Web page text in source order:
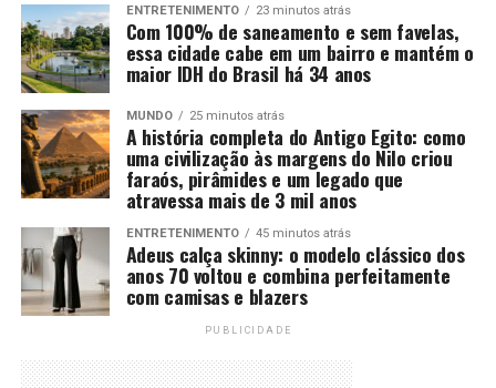
ENTRETENIMENTO 23 minutos atrás
Com 100% de saneamento e sem favelas,
essa cidade cabe em um bairro e mantém o
maior IDH do Brasil há 34 anos
MUNDO 25 minutos atrás
A história completa do Antigo Egito: como
uma civilização às margens do Nilo criou
faraós, pirâmides e um legado que
atravessa mais de 3 mil anos
ENTRETENIMENTO 45 minutos atrás
Adeus calça skinny: o modelo clássico dos
anos 70 voltou e combina perfeitamente
com camisas e blazers
PUBLICIDADE